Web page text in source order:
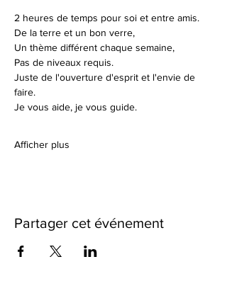
2 heures de temps pour soi et entre amis.
De la terre et un bon verre,
Un thème différent chaque semaine,
Pas de niveaux requis.
Juste de l'ouverture d'esprit et l'envie de
faire.
Je vous aide, je vous guide.
Afficher plus
Partager cet événement